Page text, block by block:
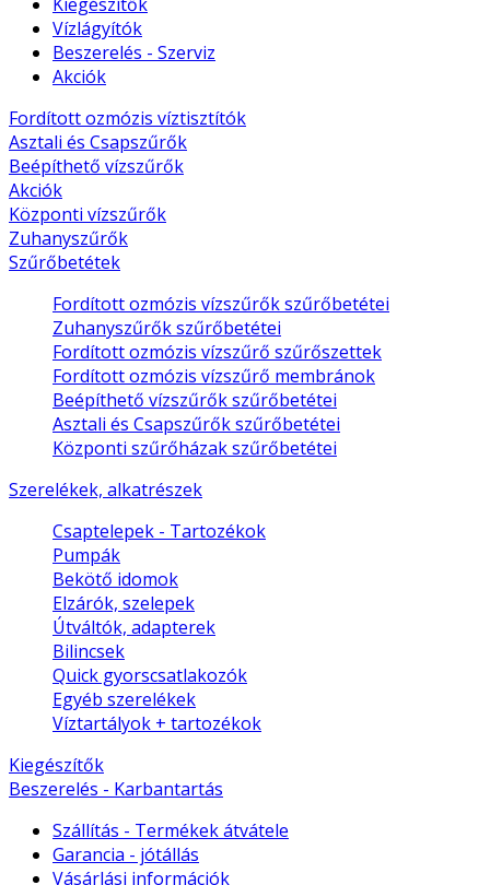
Vízlágyítók
Beszerelés - Szerviz
Akciók
Fordított ozmózis víztisztítók
Asztali és Csapszűrők
Beépíthető vízszűrők
Akciók
Központi vízszűrők
Zuhanyszűrők
Szűrőbetétek
Fordított ozmózis vízszűrők szűrőbetétei
Zuhanyszűrők szűrőbetétei
Fordított ozmózis vízszűrő szűrőszettek
Fordított ozmózis vízszűrő membránok
Beépíthető vízszűrők szűrőbetétei
Asztali és Csapszűrők szűrőbetétei
Központi szűrőházak szűrőbetétei
Szerelékek, alkatrészek
Csaptelepek - Tartozékok
Pumpák
Bekötő idomok
Elzárók, szelepek
Útváltók, adapterek
Bilincsek
Quick gyorscsatlakozók
Egyéb szerelékek
Víztartályok + tartozékok
Kiegészítők
Beszerelés - Karbantartás
Szállítás - Termékek átvátele
Garancia - jótállás
Vásárlási információk